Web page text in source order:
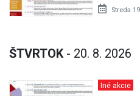
Streda
ŠTVRTOK - 20. 8. 2026
Iné akcie